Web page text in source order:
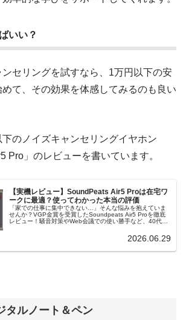
いい？
セリングを試すなら、1万円以下の安
て、その効果を体感してみるのも良い
のノイズキャンセリングイヤホン
Pro」のレビューを書いています。
【実機レビュー】SoundPeats Air5 Proは在宅ワ
ークに最適？使ってわかった本当の評価
「家での仕事に集中できない…」そんな悩みを抱えていま
せんか？VGP金賞を受賞したSoundpeats Air5 Proを徹底
レビュー！騒音対策やWeb会議での使い勝手など、40代在
2026.06.29
タルノート＆ペン